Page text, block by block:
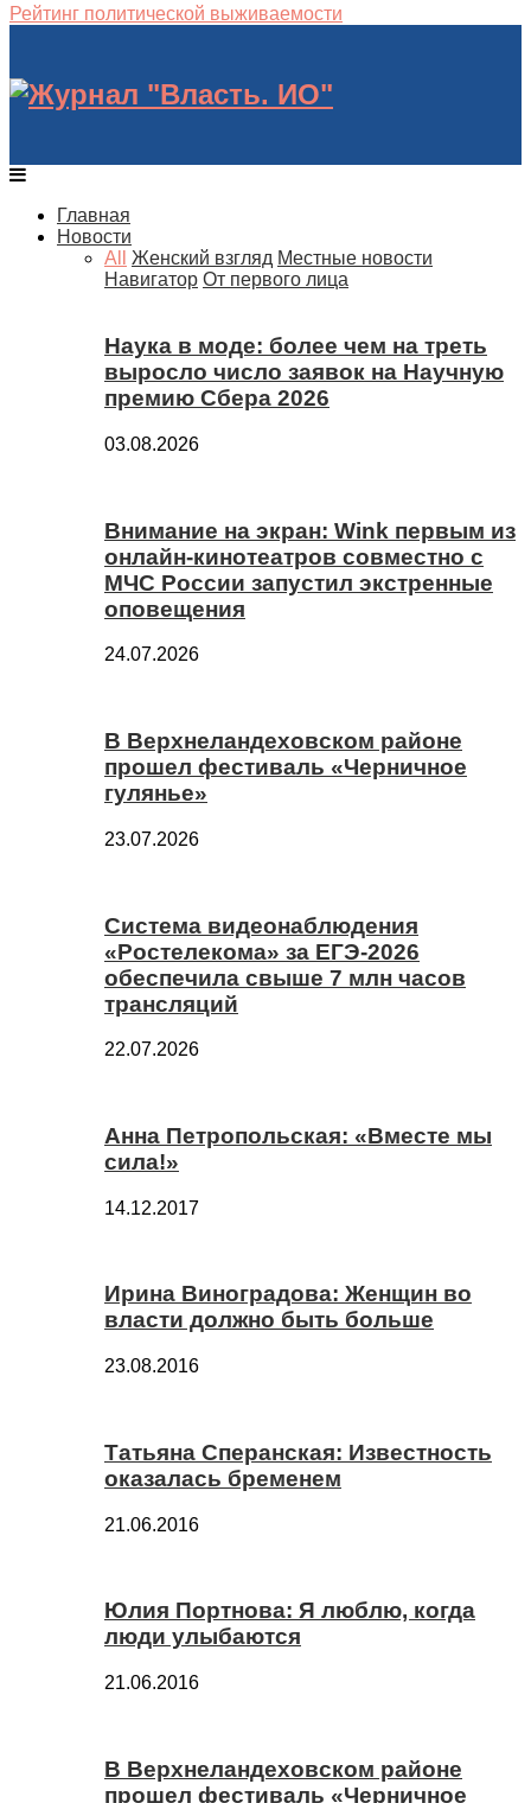
Рейтинг политической выживаемости
Главная
Новости
All
Женский взгляд Местные новости
Навигатор От первого лица
Наука в моде: более чем на треть
выросло число заявок на Научную
премию Сбера 2026
03.08.2026
Внимание на экран: Wink первым из
онлайн-кинотеатров совместно с
МЧС России запустил экстренные
оповещения
24.07.2026
В Верхнеландеховском районе
прошел фестиваль «Черничное
гулянье»
23.07.2026
Система видеонаблюдения
«Ростелекома» за ЕГЭ-2026
обеспечила свыше 7 млн часов
трансляций
22.07.2026
Анна Петропольская: «Вместе мы
сила!»
14.12.2017
Ирина Виноградова: Женщин во
власти должно быть больше
23.08.2016
Татьяна Сперанская: Известность
оказалась бременем
21.06.2016
Юлия Портнова: Я люблю, когда
люди улыбаются
21.06.2016
В Верхнеландеховском районе
прошел фестиваль «Черничное